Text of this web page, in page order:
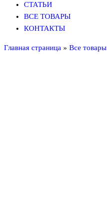
СТАТЬИ
ВСЕ ТОВАРЫ
КОНТАКТЫ
Главная страница » Все товары